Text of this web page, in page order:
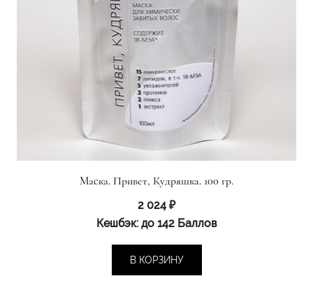
Маска. Привет, Кудряшка. 100 гр.
2 024 ₽
Кешбэк: до 142 Баллов
В КОРЗИНУ